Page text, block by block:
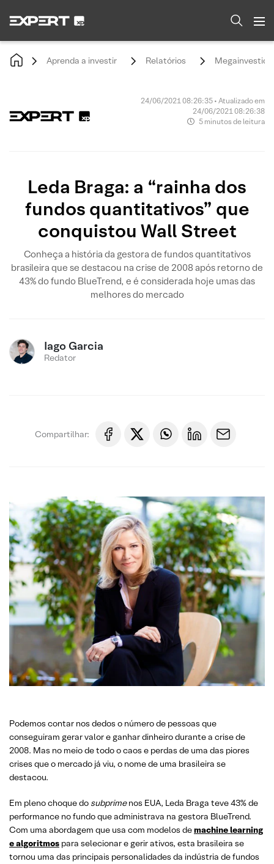
Aprenda a investir Relatórios
24/06/2021 08:26:35 • Atualizado em
24/06/2021 08:26:38
5 minutos de leitura
Leda Braga: a “rainha dos
fundos quantitativos” que
conquistou Wall Street
Conheça a história da gestora de fundos quantitativos
brasileira que se destacou na crise de 2008 após retorno de
43% do fundo BlueTrend, e é considerada hoje umas das
melhores do mercado
Iago Garcia
Redator
Compartilhar:
Podemos contar nos dedos o número de pessoas que
conseguiram gerar valor e ganhar dinheiro durante a crise de
2008. Mas no meio de todo o caos e perdas de uma das piores
crises que o mercado já viu, o nome de uma brasileira se
destacou.
Em pleno choque do subprimenos EUA, Leda Braga teve 43% de
performance no fundo que administrava na gestora BlueTrend.
Com uma abordagem que usa com modelos demachine learning
e algoritmos para selecionar e gerir ativos, esta brasileira se
tornou uma das principais personalidades da indústria de fundos